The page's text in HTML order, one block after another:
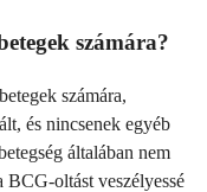
számára?
számára,
és nincsenek egyéb
általában nem
oltást veszélyessé